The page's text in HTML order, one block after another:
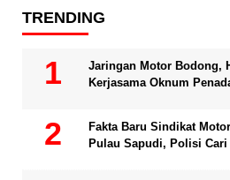
TRENDING
Jaringan Motor Bodong,
Kerjasama Oknum
Fakta Baru Sindikat
Pulau Sapudi, Polisi Cari